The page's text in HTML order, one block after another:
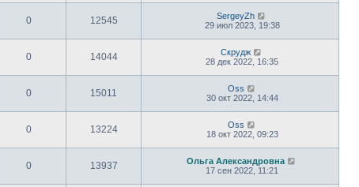
0 12545
SergeyZh
29 июл 2023, 19:38
0 14044
Скрудж
28 дек 2022, 16:35
0 15011
Oss
30 окт 2022, 14:44
0 13224
Oss
18 окт 2022, 09:23
0 13937
Ольга Александровна
17 сен 2022, 11:21